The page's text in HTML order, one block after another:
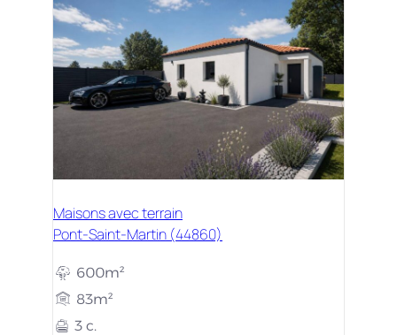
Maisons avec terrain
Pont-Saint-Martin (44860)
600m²
83m²
3 c.